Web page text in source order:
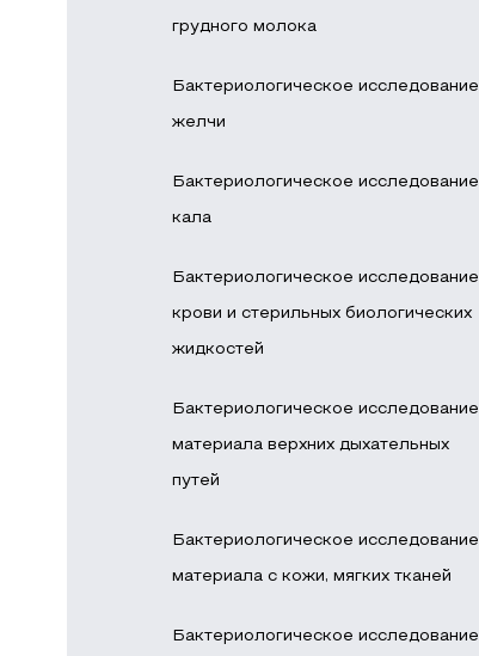
грудного молока
Бактериологическое исследование
желчи
Бактериологическое исследование
кала
Бактериологическое исследование
крови и стерильных биологических
жидкостей
Бактериологическое исследование
материала верхних дыхательных
путей
Бактериологическое исследование
материала с кожи, мягких тканей
Бактериологическое исследование